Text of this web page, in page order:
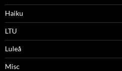
Haiku
LTU
Luleå
Misc